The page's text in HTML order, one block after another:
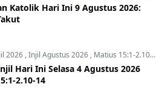
Katolik Hari Ini 9 Agustus 2026:
2026 ,Injil Agustus 2026 , Matius 15:1-2.10-14
Hari Ini Selasa 4 Agustus 2026
2.10-14